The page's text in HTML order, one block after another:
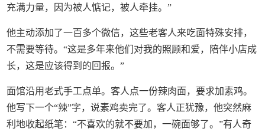
充满力量，因为被人惦记，被人牵挂。”
他主动添加了一百多个微信，这些老客人来吃面特殊安排，
不需要等待。“这是多年来他们对我的照顾和爱，陪伴小店成
长，这是应该得到的回报。”
面馆沿用老式手工点单。客人点一份辣肉面，要求加素鸡。
他写下一个“辣”字，说素鸡卖完了。客人正犹豫，他突然麻
利地收起纸笔：“不喜欢的就不要加，一碗面够了。”有人奇